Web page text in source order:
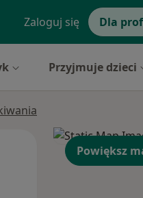
Zaloguj się Dla
Przyjmuje dzieci
Wt,
Powiększ